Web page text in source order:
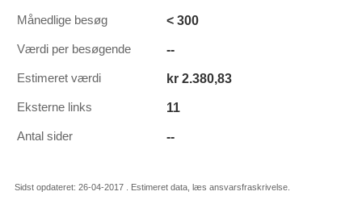
Månedlige besøg < 300
Værdi per besøgende --
Estimeret værdi kr 2.380,83
Eksterne links 11
Antal sider --
Sidst opdateret: 26-04-2017 . Estimeret data, læs ansvarsfraskrivelse.